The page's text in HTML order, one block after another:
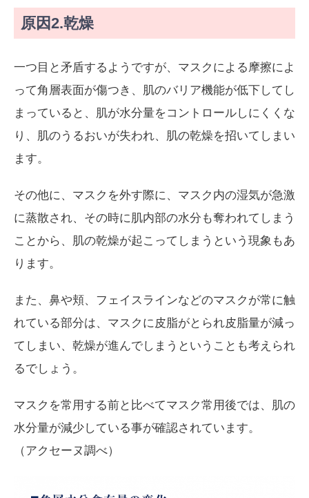
原因2.乾燥
一つ目と矛盾するようですが、マスクによる摩擦によ
って角層表面が傷つき、肌のバリア機能が低下してし
まっていると、肌が水分量をコントロールしにくくな
り、肌のうるおいが失われ、肌の乾燥を招いてしまい
ます。
その他に、マスクを外す際に、マスク内の湿気が急激
に蒸散され、その時に肌内部の水分も奪われてしまう
ことから、肌の乾燥が起こってしまうという現象もあ
ります。
また、鼻や頬、フェイスラインなどのマスクが常に触
れている部分は、マスクに皮脂がとられ皮脂量が減っ
てしまい、乾燥が進んでしまうということも考えられ
るでしょう。
マスクを常用する前と比べてマスク常用後では、肌の
水分量が減少している事が確認されています。
（アクセーヌ調べ）